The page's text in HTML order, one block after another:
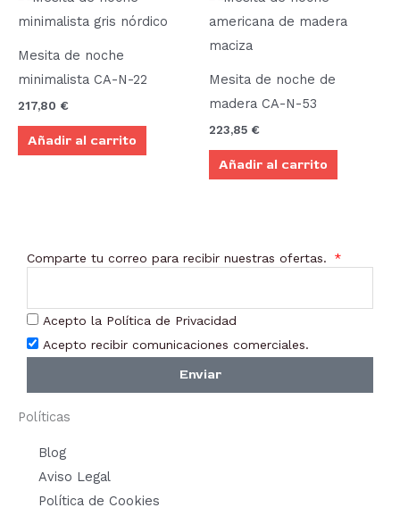
Mesita de noche
minimalista CA-N-22
217,80 €
Añadir al carrito
Mesita de noche de
madera CA-N-53
223,85 €
Añadir al carrito
Comparte tu correo para recibir nuestras ofertas.
Acepto la Política de Privacidad
Acepto recibir comunicaciones comerciales.
Enviar
Políticas
Blog
Aviso Legal
Política de Cookies